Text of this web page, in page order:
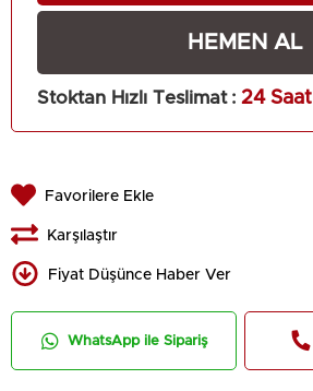
Stoktan Hızlı Teslimat : 24 Saat
Favorilere Ekle
Karşılaştır
Fiyat Düşünce Haber Ver
WhatsApp ile Sipariş